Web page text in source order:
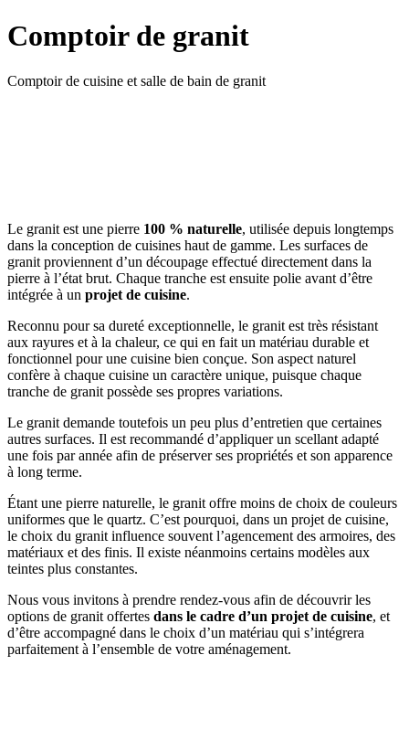
Comptoir de granit
Comptoir de cuisine et salle de bain de granit
Le granit est une pierre 100 % naturelle, utilisée depuis longtemps
dans la conception de cuisines haut de gamme. Les surfaces de
granit proviennent d’un découpage effectué directement dans la
pierre à l’état brut. Chaque tranche est ensuite polie avant d’être
intégrée à un projet de cuisine.
Reconnu pour sa dureté exceptionnelle, le granit est très résistant
aux rayures et à la chaleur, ce qui en fait un matériau durable et
fonctionnel pour une cuisine bien conçue. Son aspect naturel
confère à chaque cuisine un caractère unique, puisque chaque
tranche de granit possède ses propres variations.
Le granit demande toutefois un peu plus d’entretien que certaines
autres surfaces. Il est recommandé d’appliquer un scellant adapté
une fois par année afin de préserver ses propriétés et son apparence
à long terme.
Étant une pierre naturelle, le granit offre moins de choix de couleurs
uniformes que le quartz. C’est pourquoi, dans un projet de cuisine,
le choix du granit influence souvent l’agencement des armoires, des
matériaux et des finis. Il existe néanmoins certains modèles aux
teintes plus constantes.
Nous vous invitons à prendre rendez-vous afin de découvrir les
options de granit offertes dans le cadre d’un projet de cuisine, et
d’être accompagné dans le choix d’un matériau qui s’intégrera
parfaitement à l’ensemble de votre aménagement.